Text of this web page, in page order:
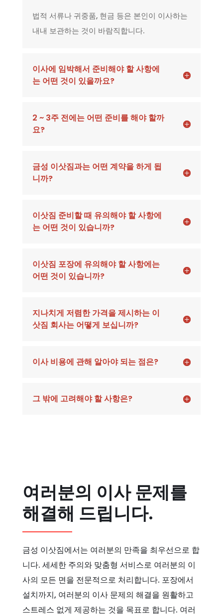
법적 서류나 귀중품, 현금 등은 본인이 이사하는
내내 보관하는 것이 바람직합니다.
이사에 임박해서 준비해야 할 사항에
는 어떤 것이 있을까요?
2 ~ 3주 전에는 어떤 준비를 해야 할까
요?
금성 이삿짐과는 어떤 계약을 하게 됩
니까?
이삿짐 준비할 때 유의해야 할 사항에
는 어떤 것이 있습니까?
이삿짐 포장에 유의해야 할 사항에는
어떤 것이 있습니까?
지나치게 저렴한 가격을 제시하는 이
삿짐 회사는 어떻게 보십니까?
이사 비용에 관해 알아야 되는 점은?
그 밖에 고려해야 할 사항은?
여러분의 이사 문제를
해결해 드립니다.
금성 이삿짐에서는 여러분의 만족을 최우선으로 합
니다. 세세한 주의와 맞춤형 서비스로 여러분의 이
사의 모든 면을 전문적으로 처리합니다. 포장에서
설치까지, 여러분의 이사 문제의 해결을 원활하고
스트레스 없게 제공하는 것을 목표로 합니다. 여러